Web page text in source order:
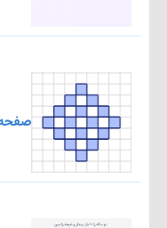
صفحه شطرنجی